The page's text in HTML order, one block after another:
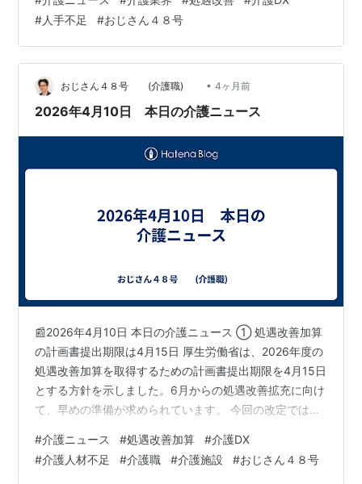
が拡大する可能性あり。 👉 現場視点・家族の負担軽減・
施設外サービスとの連携強化・“自費ビジネス”の拡大 👉
おじさん的解釈「介護＝保険内だけ」の時代は終わりつ
つある ■ ② 2027年 介護報酬改定へ議論スタート すで
に次の改定に向けた議論が開始。 (Ge…
#人手不足 #おじさん４８号
おじさん４８号 (介護職) • 4ヶ月前
2026年4月10日 本日の介護ニュース
📰2026年4月10日 本日の介護ニュース ① 処遇改善加算
の計画書提出期限は4月15日 厚生労働省は、2026年度の
処遇改善加算を取得するための計画書提出期限を4月15日
とする方針を示しました。6月からの処遇改善拡充に向け
て、早めの準備が求められています。 今回の改定では、
支援も予定されています。 (介護ニュースJoint) 現場への
影響 ・賃上げ期待・事務作業増加・計画書作成必要・配
#介護ニュース #処遇改善加算 #介護DX
#介護人材不足 #介護職 #介護施設 #おじさん４８号